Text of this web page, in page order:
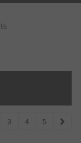
3 4 5